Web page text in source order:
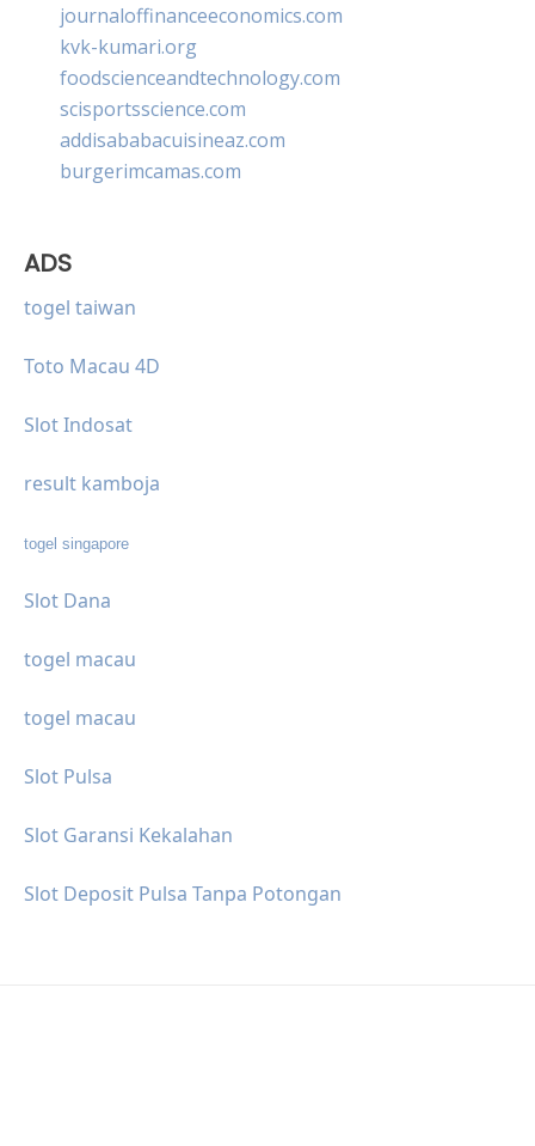
journaloffinanceeconomics.com
kvk-kumari.org
foodscienceandtechnology.com
scisportsscience.com
addisababacuisineaz.com
burgerimcamas.com
ADS
togel taiwan
Toto Macau 4D
Slot Indosat
result kamboja
togel singapore
Slot Dana
togel macau
togel macau
Slot Pulsa
Slot Garansi Kekalahan
Slot Deposit Pulsa Tanpa Potongan